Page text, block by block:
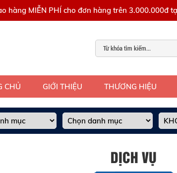
hàng MIỄN PHÍ cho đơn hàng trên 3.000.000đ
CHỦ GIỚI THIỆU THƯƠNG HIỆU
DỊCH VỤ